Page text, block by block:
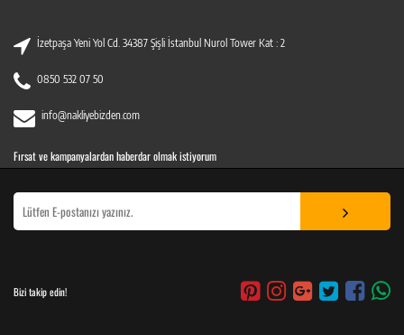
İzetpaşa Yeni Yol Cd. 34387 Şişli İstanbul Nurol Tower Kat : 2
0850 532 07 50
info@nakliyebizden.com
Fırsat ve kampanyalardan haberdar olmak istiyorum
Bizi takip edin!